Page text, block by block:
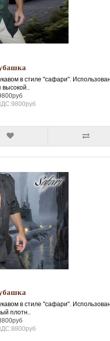
в стиле "сафари".
высокой..
в стиле "сафари".
плотн..